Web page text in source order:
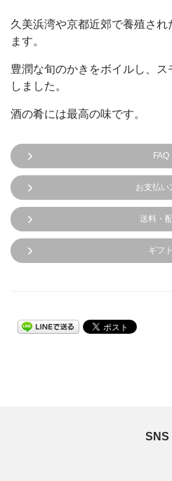
久美浜湾や京都近郊で養殖さ
ます。
豊潤な旬のかきをボイルし、
しました。
酒の肴には最高の味です。
FAQ
お支払い
送料・
ギフト
SNS